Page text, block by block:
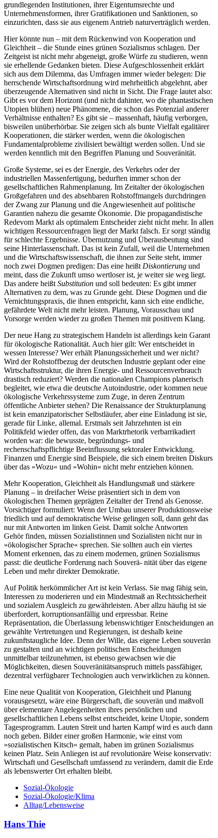
grundlegenden Institutionen, ihrer Eigentumsrechte und
Unternehmensformen, ihrer Gratifikationen und Sanktionen, so
einzurichten, dass sie aus eigenem Antrieb naturverträglich werden.
Hier könnte nun – mit dem Rückenwind von Kooperation und
Gleichheit – die Stunde eines grünen Sozialismus schlagen. Der
Zeitgeist ist nicht mehr abgeneigt, große Würfe zu studieren, wenn
sie erhellende Gedanken bieten. Diese Aufgeschlossenheit erklärt
sich aus dem Dilemma, das Umfragen immer wieder belegen: Die
herrschende Wirtschaftsordnung wird mehrheitlich abgelehnt, aber
überzeugende Alternativen sind nicht in Sicht. Die Frage lautet also:
Gibt es vor dem Horizont (und nicht dahinter, wo die phantastischen
Utopien blühen) neue Phänomene, die schon das Potenzial anderer
Verhältnisse enthalten? Es gibt sie – massenhaft, häufig verborgen,
bisweilen unüberhörbar. Sie zeigen sich als bunte Vielfalt egalitärer
Kooperationen, die stärker werden, wenn die ökologischen
Fundamentalprobleme zivilisiert bewältigt werden sollen. Und sie
werden kenntlich mit den Begriffen Planung und Souveränität.
Große Systeme, sei es der Energie, des Verkehrs oder der
industriellen Massenfertigung, bedurften immer schon der
gesellschaftlichen Rahmenplanung. Im Zeitalter der ökologischen
Großgefahren und des absehbaren Rohstoffmangels durchdringen
der Zwang zur Planung und die Angewiesenheit auf politische
Garantien nahezu die gesamte Ökonomie. Die propagandistische
Redevom Markt als optimalem Entscheider zieht nicht mehr. In allen
wichtigen Ressourcenfragen liegt der Markt falsch. Er sorgt ständig
für schlechte Ergebnisse. Übernutzung und Überausbeutung sind
seine Hinterlassenschaft. Das ist kein Zufall, weil die Unternehmen
und die Wirtschaftswissenschaft, die ihnen zur Seite steht, immer
noch zwei Dogmen predigen: Das eine heißtDiskontierung und
meint, dass die Zukunft umso wertloser ist, je weiter sie weg liegt.
Das andere heißtSubstitution und soll bedeuten: Es gibt immer
Alternativen zu dem, was zu Grunde geht. Diese Dogmen und die
Vernichtungspraxis, die ihnen entspricht, kann sich eine endliche,
gefährdete Welt nicht mehr leisten. Planung, Vorausschau und
Vorsorge werden wieder zu großen Themen mit positivem Klang.
Der neue Hang zu strategischem Handeln ist allerdings kein Garant
für ökologische Rationalität. Auch hier gilt: Wer entscheidet in
wessen Interesse? Wer erhält Planungssicherheit und wer nicht?
Wird der Rohstoffbezug der deutschen Industrie geplant oder eine
Wirtschaftsstruktur, die ihren Energie- und Ressourcenverbrauch
drastisch reduziert? Werden die nationalen Champions planerisch
begleitet, wie etwa die deutsche Autoindustrie, oder kommen neue
ökologische Verkehrssysteme zum Zuge, in deren Zentrum
öffentliche Anbieter stehen? Die Renaissance der Strukturplanung
ist kein emanzipatorischer Selbstläufer, aber eine Einladung ist sie,
gerade für Linke, allemal. Erstmals seit Jahrzehnten ist ein
Politikfeld wieder offen, das von Marktrhetorik verbarrikadiert
worden war: die bewusste, begründungs- und
rechenschaftspflichtige Beeinflussung sektoraler Entwicklung.
Finanzen und Energie sind Beispiele, die sich einem breiten Diskurs
über das »Wozu« und »Wohin« nicht mehr entziehen können.
Mehr Kooperation, Gleichheit als Handlungsmaß und stärkere
Planung – in dreifacher Weise präsentiert sich in dem von
ökologischen Themen geprägten Zeitalter der Trend als Genosse.
Vorsichtiger formuliert: Wenn der Umbau unserer Produktionsweise
friedlich und auf demokratische Weise gelingen soll, dann geht das
nur mit Antworten im linken Geist. Damit solche Antworten
Gehör finden, müssen Sozialistinnen und Sozialisten nicht nur in
»ökologischer Sprache« sprechen. Sie sollten auch ein viertes
Moment erkennen, das zu einem modernen, grünen Sozialismus
passt: die deutliche Forderung nach Souverä- nität über das eigene
Leben und mehr direkter Demokratie.
Auf Politik herkömmlicher Art ist kein Verlass. Sie mag fähig sein,
Interessen zu moderieren und ein Mindestmaß an Rechtssicherheit
und sozialem Ausgleich zu gewährleisten. Aber allzu häufig ist sie
überfordert, korruptionsanfällig und erpressbar. Reine
Repräsentation, die Überlassung lebenswichtiger Entscheidungen an
gewählte Vertretungen und Regierungen, ist deshalb keine
zukunftstaugliche Idee. Denn der Wille, das eigene Leben souverän
zu gestalten und an wichtigen politischen Entscheidungen
unmittelbar teilzunehmen, ist ebenso gewachsen wie die
Möglichkeiten, diesen Souveränitätsanspruch mittels passfähiger,
dezentral verfügbarer Technologien auch verwirklichen zu können.
Eine neue Qualität von Kooperation, Gleichheit und Planung
vorausgesetzt, wäre eine Bürgerschaft, die souverän und maßvoll
über elementare Angelegenheiten ihres persönlichen und
gesellschaftlichen Lebens selbst entscheidet, keine Utopie, sondern
Tagesprogramm. Lauten Streit und harten Kampf wird es auch dann
noch geben. Bilder einer großen Harmonie, wie einst vom
»sozialistischen Kitsch« gemalt, haben im grünen Sozialismus
keinen Platz. Sein Anliegen ist auf revolutionäre Weise konservativ:
Wirtschaft und Gesellschaft umfassend zu verändern, damit die Erde
als lebenswerter Ort erhalten bleibt.
Sozial-Ökologie
Sozial-Ökologie/Klima
Alltag/Lebensweise
Hans Thie